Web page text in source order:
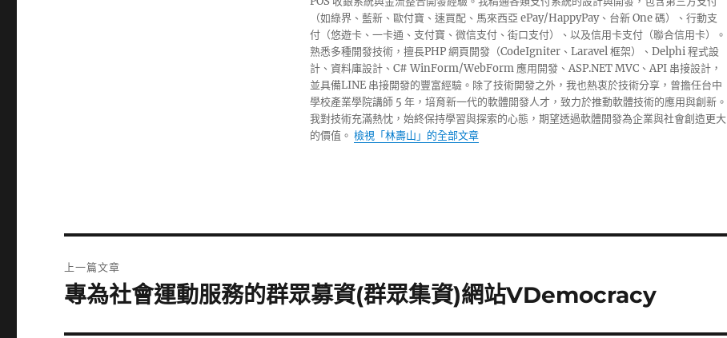
（如綠界、藍新、歐付寶、速買配、馬來西亞 ePay/HappyPay、台新 One 碼）、行動支
付（悠遊卡、一卡通、支付寶、微信支付、街口支付）、以及信用卡支付（聯合信用卡）。
熟悉多種開發技術，擅長PHP 網頁開發（CodeIgniter、Laravel 框架）、Delphi 程式設
計、資料庫設計、C# WinForm/WebForm 應用開發、ASP.NET MVC、API 串接設計，
並具備LINE 串接開發的豐富經驗。除了技術開發之外，我也熱衷於技術分享，曾擔任台中
學校產業學院講師 5 年，培育新一代的軟體開發人才，致力於推動軟體技術的應用與創新。
我對技術充滿熱忱，始終保持學習與探索的心態，期望透過軟體開發為企業與社會創造更大
的價值。 檢視「林壽山」的全部文章
章
上一篇文章
上
專為社會運動服務的群眾募資(群眾集資)網站VDemocracy